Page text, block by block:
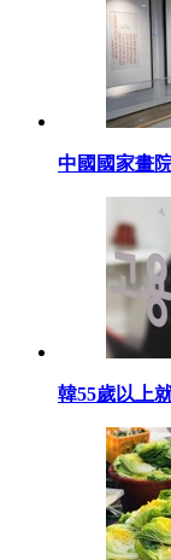
中國國家畫
韓55歲以上